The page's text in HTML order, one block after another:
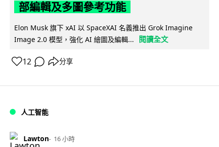
部編輯及多圖參考功能
Elon Musk 旗下 xAI 以 SpaceXAI 名義推出 Grok Imagine
Image 2.0 模型，強化 AI 繪圖及編輯...
閱讀全文
12 分享
人工智能
Lawton 16 小時